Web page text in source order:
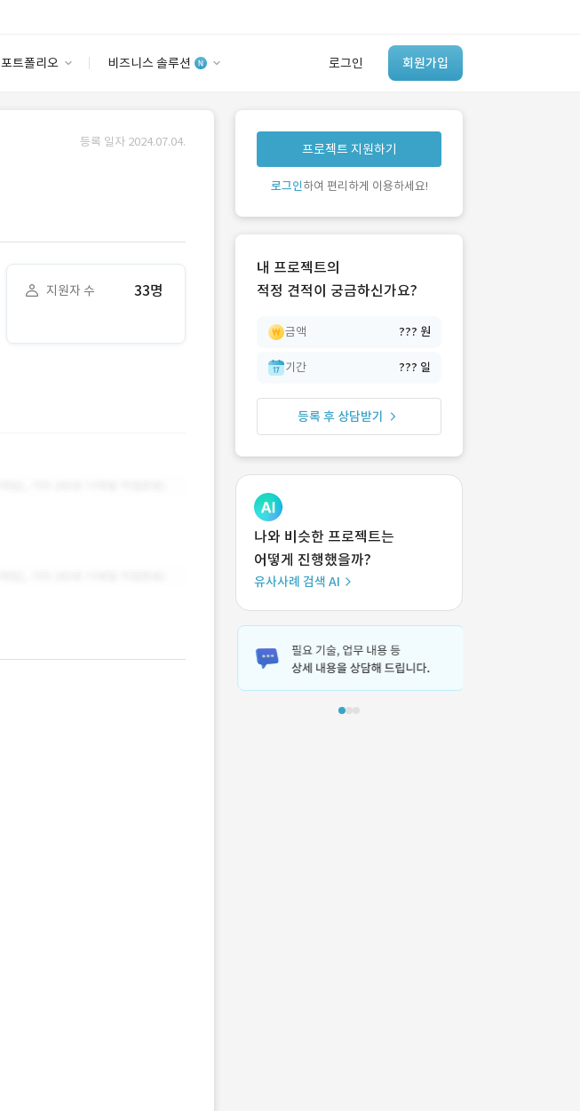
포트폴리오 비즈니스 솔루션 로그인 회원가입
안심 코드 케어
유사사례 검색 AI
‘이런 거’ 만들어본
개발 회사 있어?
등록 일자 2024.07.04.
지원자 수 33명
프로젝트 지원하기
로그인하여 편리하게 이용하세요!
내 프로젝트의
적정 견적이 궁금하신가요?
금액 ??? 원
기간 ??? 일
등록 후 상담받기
나와 비슷한 프로젝트는
어떻게 진행했을까?
유사사례 검색 AI